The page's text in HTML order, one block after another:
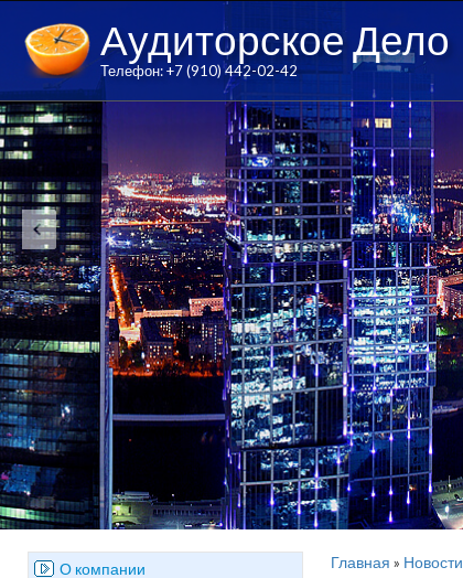
Аудиторское Дело
Телефон: +7 (910) 442-02-42
О компании Главная » Новости